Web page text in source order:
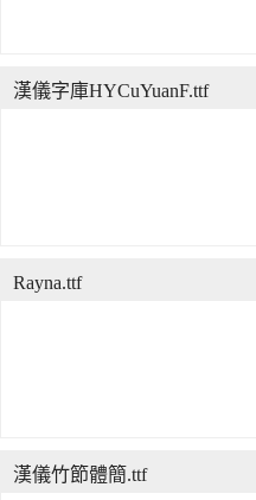
漢儀字庫HYCuYuanF.ttf
Rayna.ttf
漢儀竹節體簡.ttf